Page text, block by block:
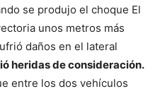
se produjo el choque El
unos metros más
daños en el lateral
heridas de consideración.
entre los dos vehículos